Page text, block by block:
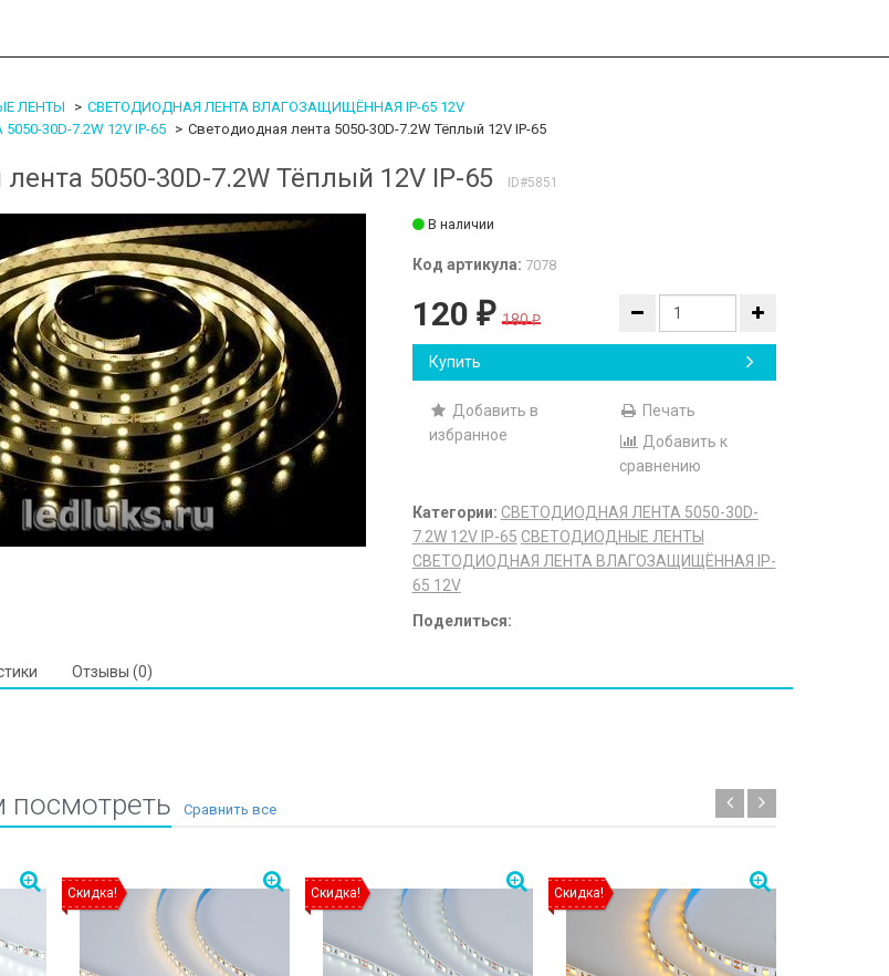
ЛЕНТЫ
СВЕТОДИОДНАЯ ЛЕНТА ВЛАГОЗАЩИЩЁННАЯ IP-65 12V
30D-7.2W 12V IP-65
Светодиодная лента 5050-30D-7.2W Тёплый 12V IP-65
5050-30D-7.2W Тёплый 12V IP-65 ID#5851
В наличии
Код артикула: 7078
120 ₽ 180₽
Купить
Добавить в
избранное
Печать
Добавить к
сравнению
Категории: СВЕТОДИОДНАЯ ЛЕНТА 5050-30D-
7.2W 12V IP-65 СВЕТОДИОДНЫЕ ЛЕНТЫ
СВЕТОДИОДНАЯ ЛЕНТА ВЛАГОЗАЩИЩЁННАЯ IP-
65 12V
Поделиться:
Отзывы (0)
посмотреть
Скидка! Скидка! Скидка!